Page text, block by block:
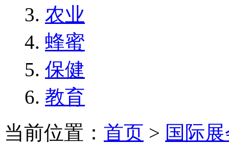
农业
蜂蜜
保健
教育
当前位置： 首页 > 国际